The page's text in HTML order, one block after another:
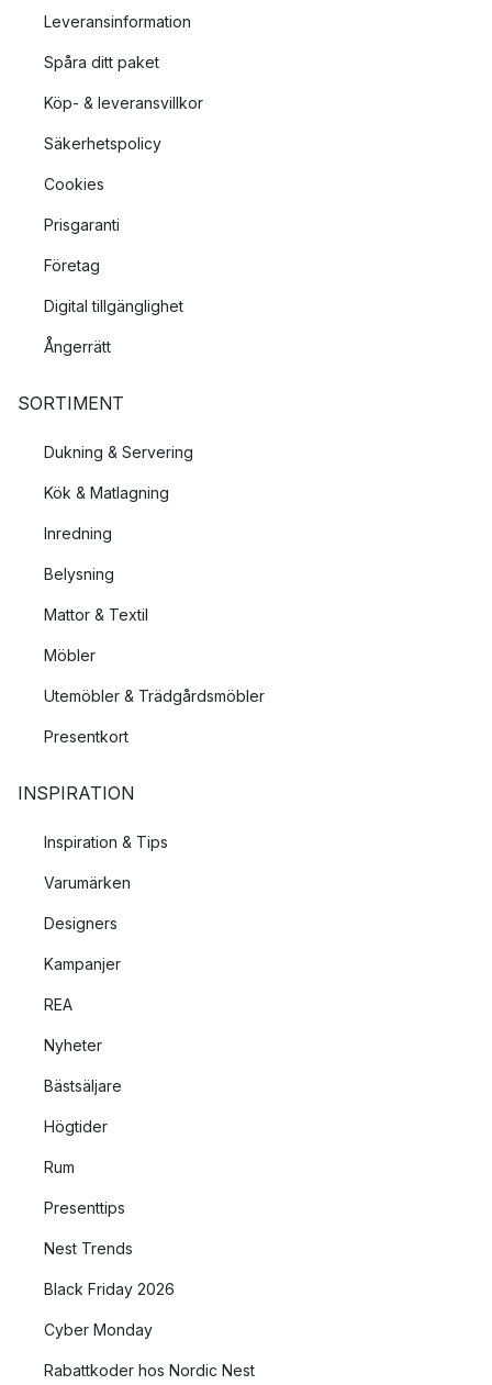
Leveransinformation
Spåra ditt paket
Köp- & leveransvillkor
Säkerhetspolicy
Cookies
Prisgaranti
Företag
Digital tillgänglighet
Ångerrätt
SORTIMENT
Dukning & Servering
Kök & Matlagning
Inredning
Belysning
Mattor & Textil
Möbler
Utemöbler & Trädgårdsmöbler
Presentkort
INSPIRATION
Inspiration & Tips
Varumärken
Designers
Kampanjer
REA
Nyheter
Bästsäljare
Högtider
Rum
Presenttips
Nest Trends
Black Friday 2026
Cyber Monday
Rabattkoder hos Nordic Nest